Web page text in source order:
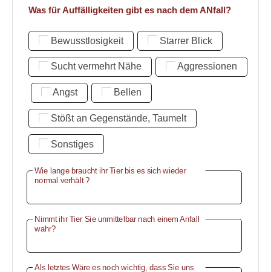
Was für Auffälligkeiten gibt es nach dem ANfall?
Bewusstlosigkeit Starrer Blick
Sucht vermehrt Nähe Aggressionen
Angst Bellen
Stößt an Gegenstände, Taumelt
Sonstiges
Wie lange braucht ihr Tier bis es sich wieder
normal verhält ?
Nimmt ihr Tier Sie unmittelbar nach einem Anfall
wahr?
Als letztes Wäre es noch wichtig, dass Sie uns